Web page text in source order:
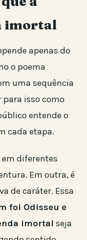
imortal
apenas do
o poema
uma sequência
para isso como
entende o
cada etapa.
diferentes
Em outra, é
de caráter. Essa
foi Odisseu e
imortal seja